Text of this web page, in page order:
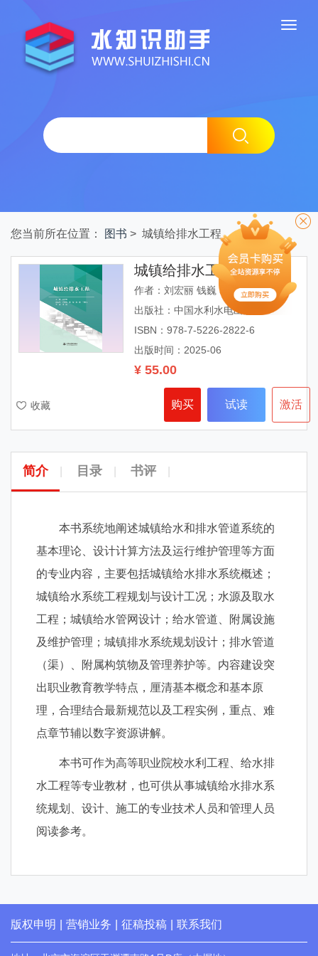
您当前所在位置： 图书 > 城镇给排水工程
城镇给排水工程
作者：刘宏丽 钱巍 李成明 崔屾
出版社：中国水利水电出版社
ISBN：978-7-5226-2822-6
出版时间：2025-06
¥ 55.00
购买 试读 激活
收藏
简介 目录 书评
本书系统地阐述城镇给水和排水管道系统的
基本理论、设计计算方法及运行维护管理等方面
的专业内容，主要包括城镇给水排水系统概述；
城镇给水系统工程规划与设计工况；水源及取水
工程；城镇给水管网设计；给水管道、附属设施
及维护管理；城镇排水系统规划设计；排水管道
（渠）、附属构筑物及管理养护等。内容建设突
出职业教育教学特点，厘清基本概念和基本原
理，合理结合最新规范以及工程实例，重点、难
点章节辅以数字资源讲解。
本书可作为高等职业院校水利工程、给水排
水工程等专业教材，也可供从事城镇给水排水系
统规划、设计、施工的专业技术人员和管理人员
阅读参考。
版权申明 营销业务 征稿投稿 联系我们